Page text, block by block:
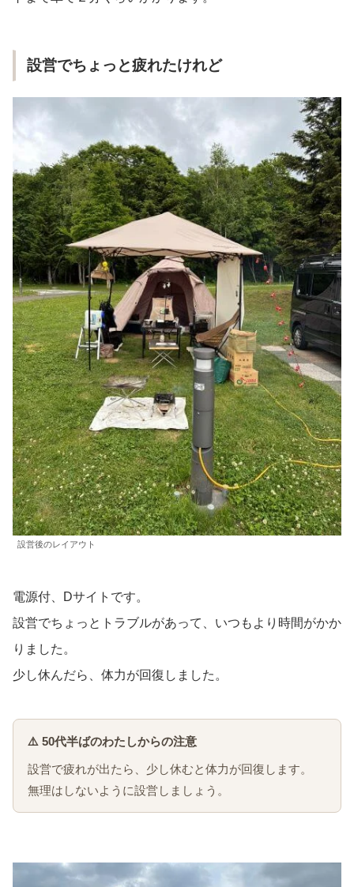
設営でちょっと疲れたけれど
設営後のレイアウト
電源付、Dサイトです。
設営でちょっとトラブルがあって、いつもより時間がかか
りました。
少し休んだら、体力が回復しました。
⚠️ 50代半ばのわたしからの注意
設営で疲れが出たら、少し休むと体力が回復します。
無理はしないように設営しましょう。